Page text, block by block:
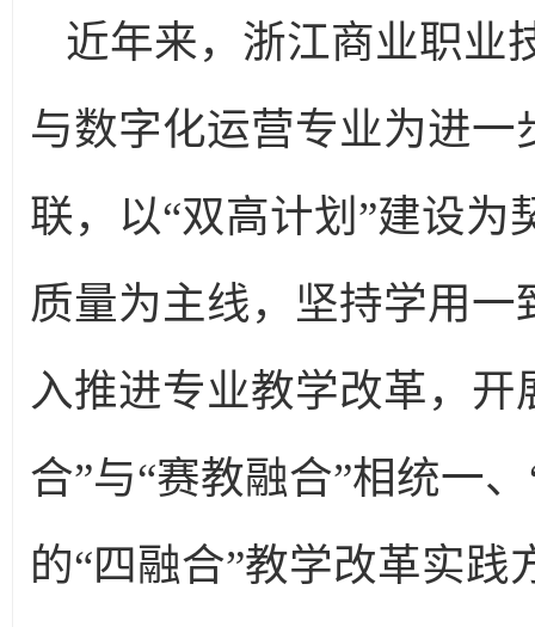
近年来，浙江商业职业
与数字化运营专业为进
联，以“双高计划”建设
质量为主线，坚持学用
入推进专业教学改革，开
合”与“赛教融合”相统一
的“四融合”教学改革实